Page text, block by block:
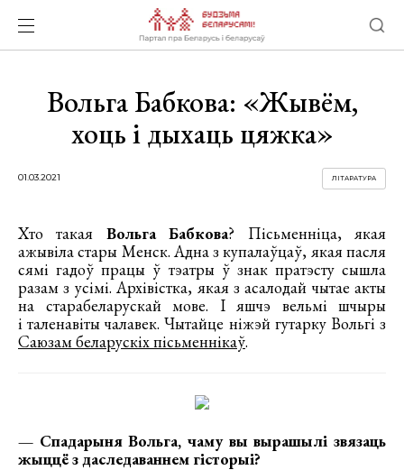
Вольга Бабкова: «Жывём,
хоць і дыхаць цяжка»
01.03.2021 ЛІТАРАТУРА
Хто такая Вольга Бабкова? Пісьменніца, якая
ажывіла стары Менск. Адна з купалаўцаў, якая пасля
сямі гадоў працы ў тэатры ў знак пратэсту сышла
разам з усімі. Архівістка, якая з асалодай чытае акты
на старабеларускай мове. І яшчэ вельмі шчыры
і таленавіты чалавек. Чытайце ніжэй гутарку Вольгі з
Саюзам беларускіх пісьменнікаў.
— Спадарыня Вольга, чаму вы вырашылі звязаць
жыццё з даследаваннем гісторыі?